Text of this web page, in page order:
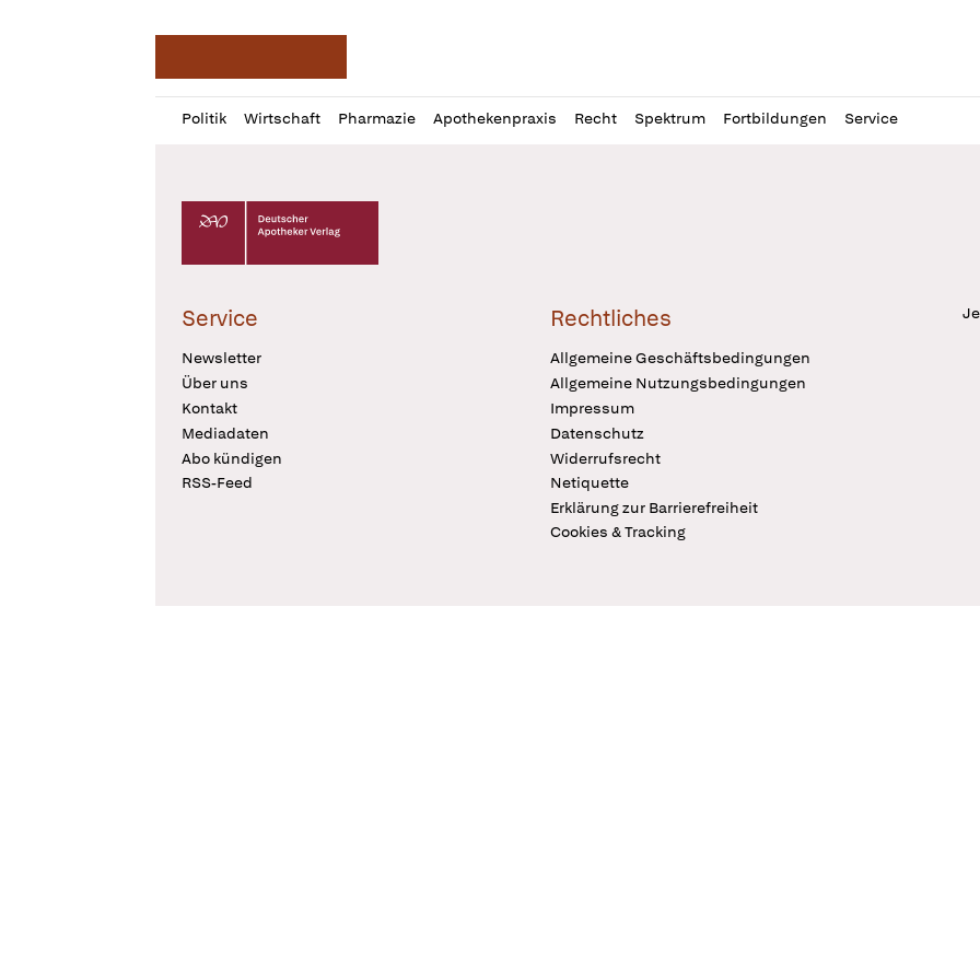
Politik Wirtschaft Pharmazie Apothekenpraxis Recht Spektrum Fortbildungen Service
Profil
öffnen
Daz
Pur
Deutscher Apotheker Verlag Logo
Service
Newsletter
Über uns
Kontakt
Mediadaten
Abo kündigen
RSS-Feed
Rechtliches
Allgemeine Geschäftsbedingungen
Allgemeine Nutzungsbedingungen
Impressum
Datenschutz
Widerrufsrecht
Netiquette
Erklärung zur Barrierefreiheit
Cookies & Tracking